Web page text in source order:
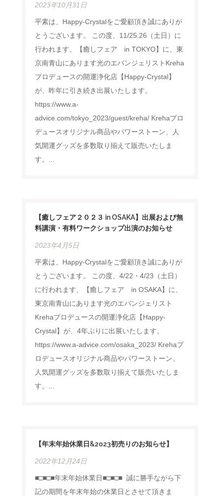
2023年10月31日
平素は、Happy-Crystalをご愛顧頂き誠にありが
とうございます。 この度、11/25.26（土日）に
行われます、【癒しフェア in TOKYO】に、東
京南青山にあります光のエバンジェリストKreha
プロデュースの開運浄化店【Happy-Crystal】
が、昨年に引き続き出展いたします。
https://www.a-
advice.com/tokyo_2023/guest/kreha/ Krehaプロ
デュースオリジナル商品やパワーストーン、人
気開運グッズを多数取り揃えて販売いたしま
す。...
【癒しフェア２０２３ in OSAKA】出展および無
料講演・有料ワークショップ出演のお知らせ
2023年4月5日
平素は、Happy-Crystalをご愛顧頂き誠にありが
とうございます。 この度、4/22・4/23（土日）
に行われます、【癒しフェア in OSAKA】に、
東京南青山にあります光のエバンジェリスト
Krehaプロデュースの開運浄化店【Happy-
Crystal】が、4年ぶりに出展いたします。
https://www.a-advice.com/osaka_2023/ Krehaプ
ロデュースオリジナル商品やパワーストーン、
人気開運グッズを多数取り揃えて販売いたしま
す。...
【年末年始休業日&2023初売りのお知らせ】
2022年12月24日
■□■□■年末年始休業日■□■□■ ⁡ 誠に勝手ながら下
記の期間を年末年始の休業日とさせて頂きま